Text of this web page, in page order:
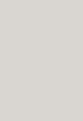
cantiere di restauro
di Augusto